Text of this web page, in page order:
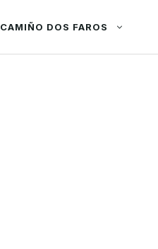
CAMIÑO DOS FAROS